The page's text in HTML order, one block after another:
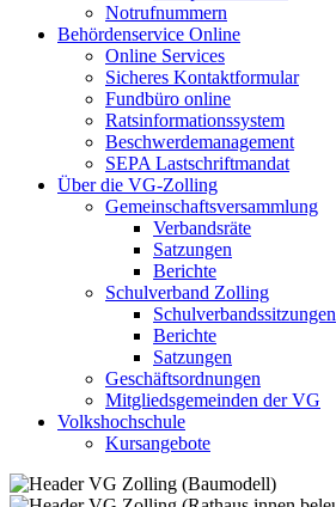
Notrufnummern
Behördenservice Online
Online Services
Sicheres Kontaktformular
Fundbüro online
Ratsinformationssystem
Beschwerdemanagement
SEPA Lastschriftmandat
Über die VG-Zolling
Gemeinschaftsversammlung
Verbandsräte
Satzungen
Berichte
Schulverband Zolling
Schulverbandssitzungen
Berichte
Satzungen
Geschäftsordnungen
Mitgliedsgemeinden der VG
Volkshochschule
Kursangebote